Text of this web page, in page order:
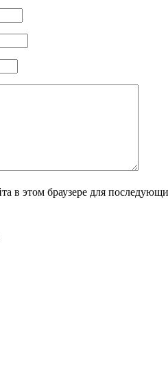
в этом браузере для